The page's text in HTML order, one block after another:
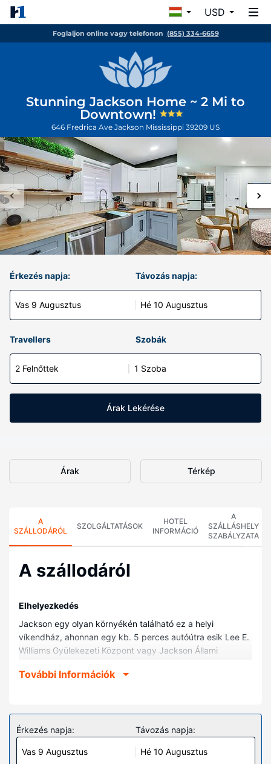
USD
Foglaljon online vagy telefonon (855) 334-6659
Stunning Jackson Home ~ 2 Mi to
Downtown!
646 Fredrica Ave Jackson Mississippi 39209 US
Érkezés napja:
Vas 9 Augusztus
Távozás napja:
Hé 10 Augusztus
Travellers Szobák
2 Felnőttek 1 Szoba
Árak Lekérése
Árak Térkép
A
SZÁLLODÁRÓL
SZOLGÁLTATÁSOK
HOTEL
INFORMÁCIÓ
A
SZÁLLÁSHELY
SZABÁLYZATA
A szállodáról
Elhelyezkedés
Jackson egy olyan környékén található ez a helyi
víkendház, ahonnan egy kb. 5 perces autóútra esik Lee E.
Williams Gyülekezeti Központ vagy Jackson Állami
Jackson Zoo, állatkert, ill. 2,3 km-re Mezőgazdasági és
Helyezze magát kényelembe a(z) víkendház
vendégeként, amelyben konyha is található.
Az ingatlanhoz tartozó felszereltség
További Információk
Érkezés napja:
Vas 9 Augusztus
Távozás napja:
Hé 10 Augusztus